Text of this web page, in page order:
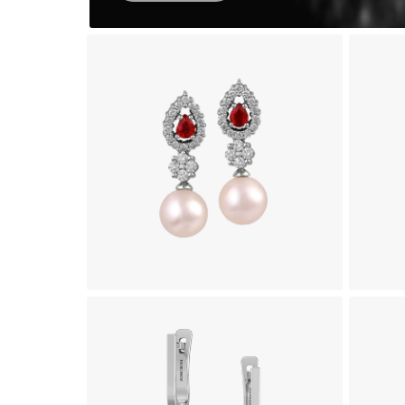
گوشواره جواهر طرح درناز
303,750,000 تومان